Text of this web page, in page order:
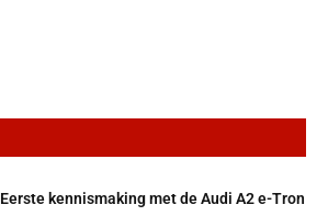
Eerste kennismaking met de Audi A2 e-Tron